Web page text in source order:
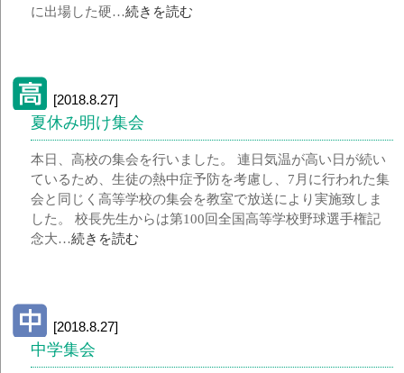
に出場した硬…続きを読む
[2018.8.27]
夏休み明け集会
本日、高校の集会を行いました。 連日気温が高い日が続い
ているため、生徒の熱中症予防を考慮し、7月に行われた集
会と同じく高等学校の集会を教室で放送により実施致しま
した。 校長先生からは第100回全国高等学校野球選手権記
念大…続きを読む
[2018.8.27]
中学集会